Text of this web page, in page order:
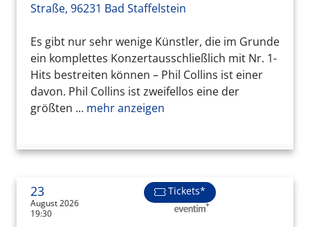
Straße, 96231 Bad Staffelstein
Es gibt nur sehr wenige Künstler, die im Grunde
ein komplettes Konzertausschließlich mit Nr. 1-
Hits bestreiten können – Phil Collins ist einer
davon. Phil Collins ist zweifellos eine der
größten ... mehr anzeigen
23
August 2026
19:30
Tickets*